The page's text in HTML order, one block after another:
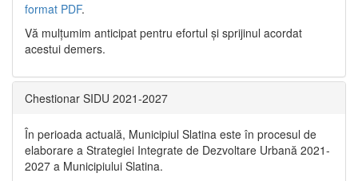
format PDF.
Vă mulţumim anticipat pentru efortul şi sprijinul acordat
acestui demers.
Chestionar SIDU 2021-2027
În perioada actuală, Municipiul Slatina este în procesul de
elaborare a Strategiei Integrate de Dezvoltare Urbană 2021‐
2027 a Municipiului Slatina.